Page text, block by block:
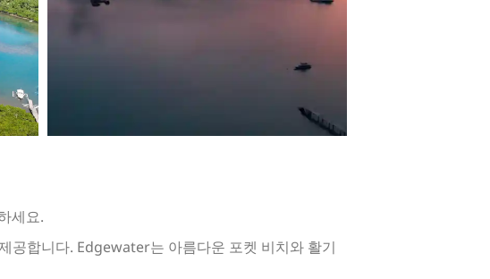
세요.
공합니다. Edgewater는 아름다운 포켓 비치와 활기